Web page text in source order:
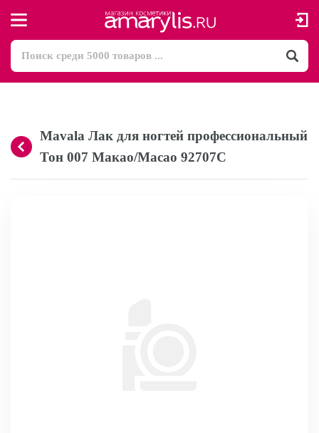
Mavala Лак для ногтей профессиональный
Тон 007 Макао/Macao 92707C